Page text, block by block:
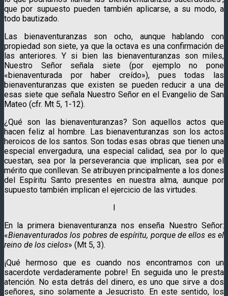
que por supuesto pueden también aplicarse, a su modo, a
todo bautizado.
Las bienaventuranzas son ocho, aunque hablando con
propiedad son siete, ya que la octava es una confirmación de
las anteriores. Y si bien las bienaventuranzas son miles,
Nuestro Señor señala siete (por ejemplo no pone
«bienaventurada por haber creído»), pues todas las
bienaventuranzas que existen se pueden reducir a una de
esas siete que señala Nuestro Señor en el Evangelio de San
Mateo (cfr. Mt 5, 1-12).
¿Qué son las bienaventuranzas? Son aquellos actos que
hacen feliz al hombre. Las bienaventuranzas son los actos
heroicos de los santos. Son todas esas obras que tienen una
especial envergadura, una especial calidad, sea por lo que
cuestan, sea por la perseverancia que implican, sea por el
mérito que conllevan. Se atribuyen principalmente a los dones
del Espíritu Santo presentes en nuestra alma, aunque por
supuesto también implican el ejercicio de las virtudes.
I
En la primera bienaventuranza nos enseña Nuestro Señor:
«Bienaventurados los pobres de espíritu, porque de ellos es el
reino de los cielos» (Mt 5, 3).
¡Qué hermoso que es cuando nos encontramos con un
sacerdote verdaderamente pobre! En seguida uno le presta
atención. No esta detrás del dinero, es uno que sirve a dos
señores, sino solamente a Jesucristo. En este sentido, los